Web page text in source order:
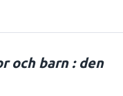
och barn : den